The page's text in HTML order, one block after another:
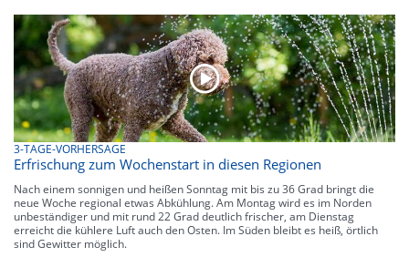
3-TAGE-VORHERSAGE
Erfrischung zum Wochenstart in diesen Regionen
Nach einem sonnigen und heißen Sonntag mit bis zu 36 Grad bringt die
neue Woche regional etwas Abkühlung. Am Montag wird es im Norden
unbeständiger und mit rund 22 Grad deutlich frischer, am Dienstag
erreicht die kühlere Luft auch den Osten. Im Süden bleibt es heiß, örtlich
sind Gewitter möglich.